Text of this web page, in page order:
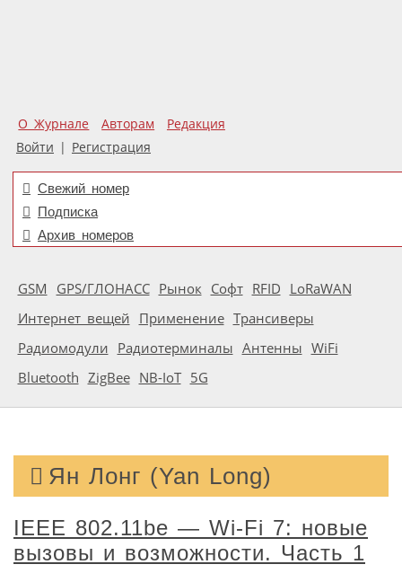
О Журнале Авторам
Редакция
Войти | Регистрация
Свежий номер
Подписка
Архив номеров
GSM GPS/ГЛОНАСС Рынок Софт RFID LoRaWAN
Интернет вещей Применение Трансиверы
Радиомодули Радиотерминалы Антенны WiFi
Bluetooth ZigBee NB-IoT 5G
Ян Лонг (Yan Long)
IEEE 802.11be — Wi-Fi 7: новые
вызовы и возможности. Часть 1